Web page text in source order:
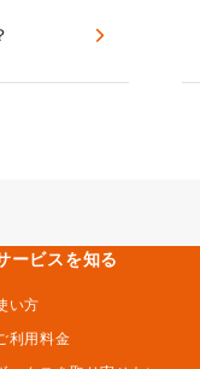
ービスを知る
い方
利用料金